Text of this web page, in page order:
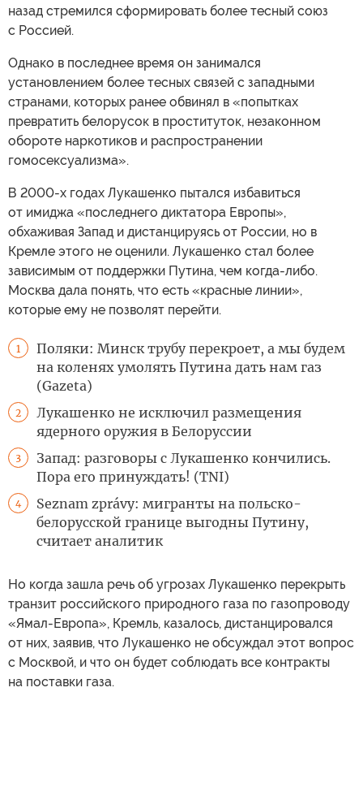
назад стремился сформировать более тесный союз
с Россией.
Однако в последнее время он занимался
установлением более тесных связей с западными
странами, которых ранее обвинял в «попытках
превратить белорусок в проституток, незаконном
обороте наркотиков и распространении
гомосексуализма».
В 2000-х годах Лукашенко пытался избавиться
от имиджа «последнего диктатора Европы»,
обхаживая Запад и дистанцируясь от России, но в
Кремле этого не оценили. Лукашенко стал более
зависимым от поддержки Путина, чем когда-либо.
Москва дала понять, что есть «красные линии»,
которые ему не позволят перейти.
1
Поляки: Минск трубу перекроет, а мы будем
на коленях умолять Путина дать нам газ
(Gazeta)
2
Лукашенко не исключил размещения
ядерного оружия в Белоруссии
3
Запад: разговоры с Лукашенко кончились.
Пора его принуждать! (TNI)
4
Seznam zprávy: мигранты на польско-
белорусской границе выгодны Путину,
считает аналитик
Но когда зашла речь об угрозах Лукашенко перекрыть
транзит российского природного газа по газопроводу
«Ямал-Европа», Кремль, казалось, дистанцировался
от них, заявив, что Лукашенко не обсуждал этот вопрос
с Москвой, и что он будет соблюдать все контракты
на поставки газа.